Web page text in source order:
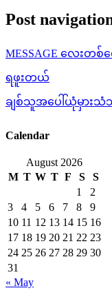
Post
MESSAGE လေးတစ်
ရဖူးတယ်
ချစ်သူအပေါ်ယုံမှာ
Calendar
August 2026
M T W T F S
S
1
2
3
4 5 6 7 8
9
10 11 12 13 14 15 16
17 18 19 20 21 22 23
24 25 26 27 28 29 30
31
« May